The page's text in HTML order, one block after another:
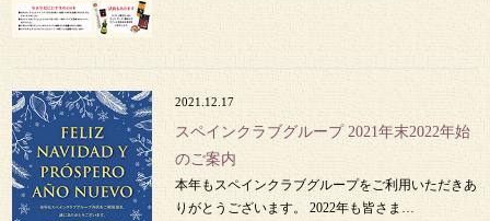
2021.12.17
スペインクラブグループ 2021年末2022年始
のご案内
本年もスペインクラブグループをご利用いただきあ
りがとうございます。 2022年も皆さま…